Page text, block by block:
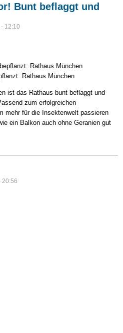
Bunt beflaggt und
12:10
Rathaus München
ist das Rathaus bunt beflaggt und
zum erfolgreichen
mehr für die Insektenwelt passieren
ein Balkon auch ohne Geranien gut
20:56